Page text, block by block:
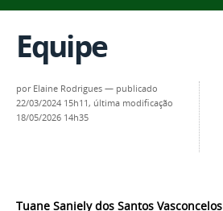
Equipe
por Elaine Rodrigues — publicado
22/03/2024 15h11, última modificação
18/05/2026 14h35
Tuane Saniely dos Santos Vasconcelos